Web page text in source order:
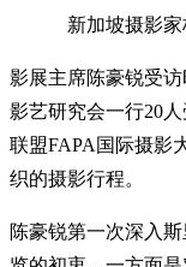
新加坡摄影
影展主席陈豪锐受
影艺研究会一行20
联盟FAPA国际摄影
织的摄影行程。
陈豪锐第一次深入